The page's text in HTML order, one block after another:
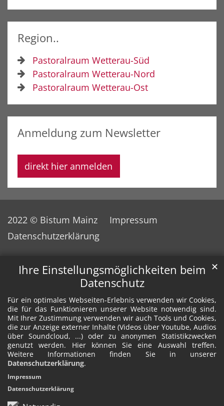
Ihre Einstellungsmöglichkeiten beim
Datenschutz
Für ein optimales Webseiten-Erlebnis verwenden wir Cookies,
die für das Funktionieren unserer Website notwendig sind.
Mit Ihrer Zustimmung verwenden wir auch Tools und Cookies,
die zur Anzeige externer Inhalte (Videos über Youtube, Audios
über Soundcloud, ...) oder zu anonymen Statistikzwecken
genutzt werden. Hier können Sie eine Auswahl treffen.
Weitere Informationen finden Sie in unserer
Datenschutzerklärung.
✕
Impressum
Datenschutzerklärung
Region..
Pastoralraum Wetterau-Süd
Pastoralraum Wetterau-Nord
Pastoralraum Wetterau-Ost
Anmeldung zum Newsletter
direkt hier anmelden
2022 © Bistum Mainz
Impressum
Datenschutzerklärung